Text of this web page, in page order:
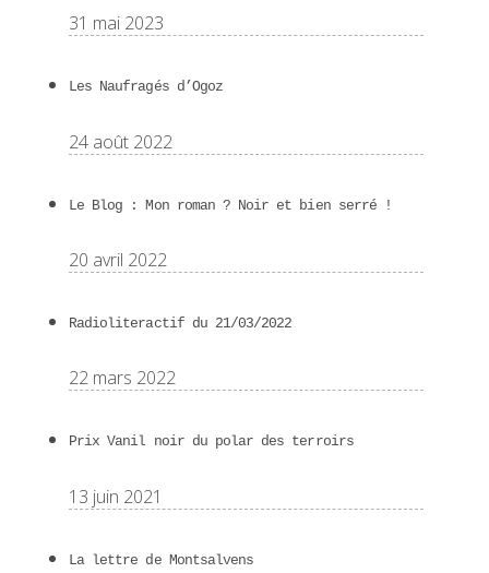
31 mai 2023
Les Naufragés d’Ogoz
24 août 2022
Le Blog : Mon roman ? Noir et bien serré !
20 avril 2022
Radioliteractif du 21/03/2022
22 mars 2022
Prix Vanil noir du polar des terroirs
13 juin 2021
La lettre de Montsalvens